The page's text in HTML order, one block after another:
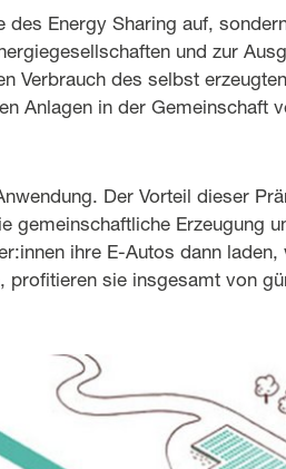
Energy Sharing auf,
und zur
Verbrauch des selbst
Anlagen in der Gemeinschaft
Der Vorteil dieser
gemeinschaftliche Erzeugung
ihre E-Autos dann laden,
profitieren sie insgesamt von